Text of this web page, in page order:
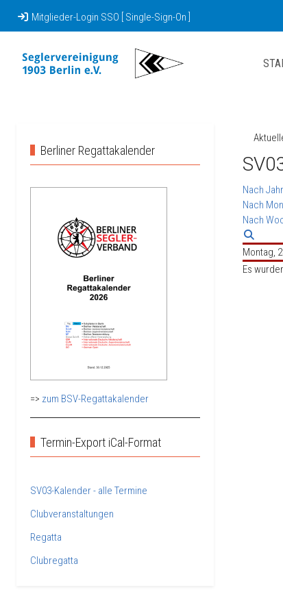
Mitglieder-Login SSO [ Single-Sign-On ]
Berliner Regattakalender
=> zum BSV-Regattakalender
Termin-Export iCal-Format
SV03-Kalender - alle Termine
Clubveranstaltungen
Regatta
Clubregatta
Nach Jahr
Nach
Nach
Montag,
Es